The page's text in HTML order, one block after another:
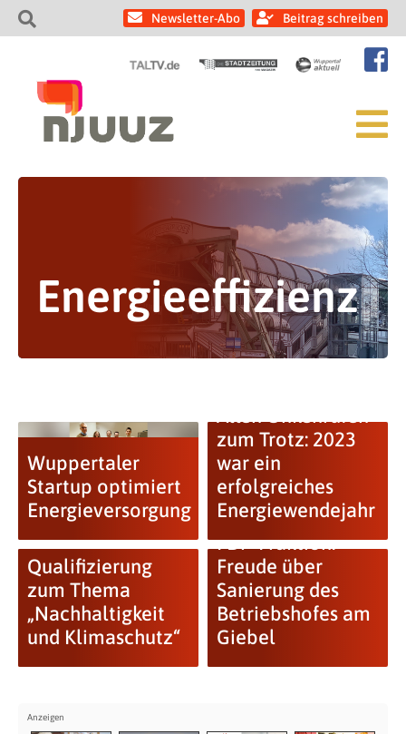
Newsletter-Abo Beitrag schreiben
Energieeffizienz
Wuppertaler
Startup optimiert
Energieversorgung
zum Trotz: 2023
war ein
erfolgreiches
Energiewendejahr
Qualifizierung
zum Thema
„Nachhaltigkeit
und Klimaschutz“
FDP-Fraktion:
Freude über
Sanierung des
Betriebshofes am
Giebel